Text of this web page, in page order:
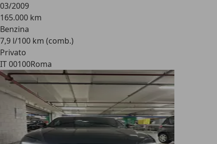
03/2009
165.000 km
Benzina
7,9 l/100 km (comb.)
Privato
IT 00100Roma